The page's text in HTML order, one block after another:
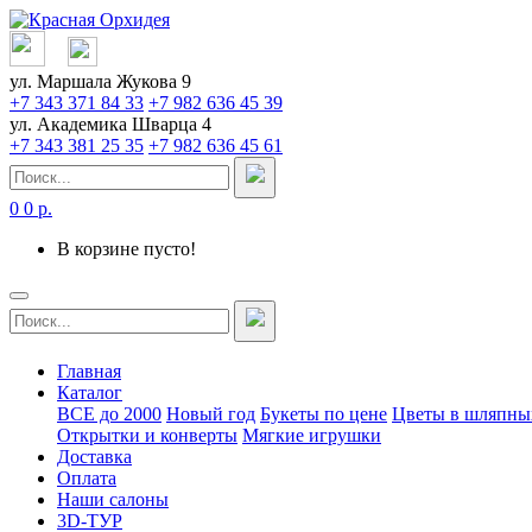
ул. Маршала Жукова 9
+7 343 371 84 33 +7 982 636 45 39
ул. Академика Шварца 4
+7 343 381 25 35 +7 982 636 45 61
0 0 р.
В корзине пусто!
Главная
Каталог
ВСЕ до 2000 Новый год Букеты по цене Цветы в
Открытки и конверты Мягкие игрушки
Доставка
Оплата
Наши салоны
3D-ТУР